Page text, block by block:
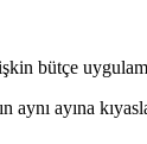
bütçe
aynı ayına